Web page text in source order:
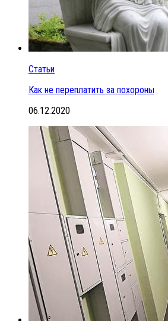
Статьи
Как не переплатить за похороны
06.12.2020